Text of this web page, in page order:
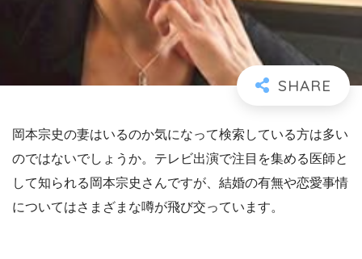
岡本宗史の妻はいるのか気になって検索している方は多い
のではないでしょうか。テレビ出演で注目を集める医師と
して知られる岡本宗史さんですが、結婚の有無や恋愛事情
についてはさまざまな噂が飛び交っています。